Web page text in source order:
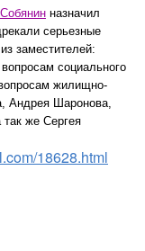
назначил
серьезные
заместителей:
социального
жилищно-
Андрея Шаронова,
же Сергея
18628.html